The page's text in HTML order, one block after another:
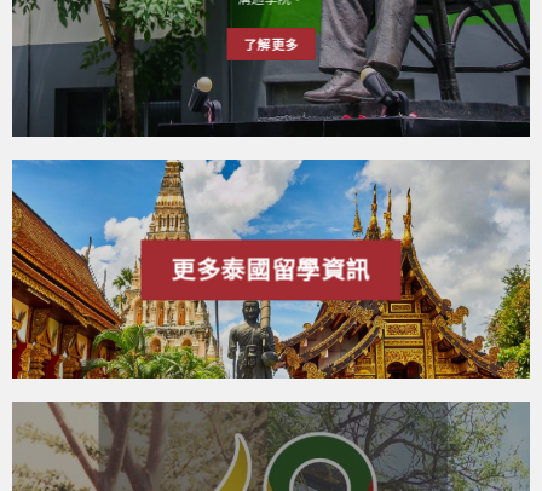
了解更多
更多泰國留學資訊